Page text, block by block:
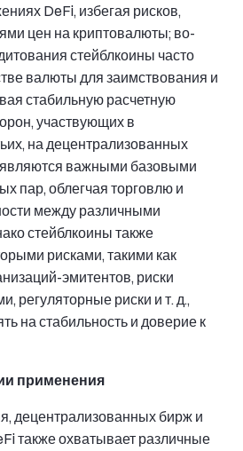
DeFi, избегая рисков,
цен на криптовалюты; во-
стейблкоины часто
валюты для заимствования и
стабильную расчетную
участвующих в
на децентрализованных
важными базовыми
пар, облегчая торговлю и
между различными
стейблкоины также
рисками, такими как
эмитентов, риски
регуляторные риски и т. д.,
на стабильность и доверие к
применения
децентрализованных бирж и
также охватывает различные